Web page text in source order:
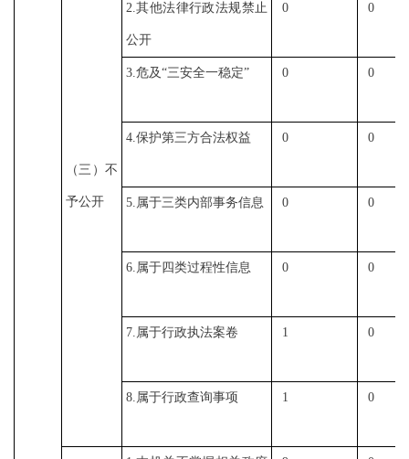
（三）不
予公开
2.其他法律行政法规禁止
公开
0 0
3.危及“三安全一稳定” 0 0
4.保护第三方合法权益 0 0
5. 属于三类内部事务信息 0 0
6. 属于四类过程性信息 0 0
7. 属于行政执法案卷 1 0
8. 属于行政查询事项 1 0